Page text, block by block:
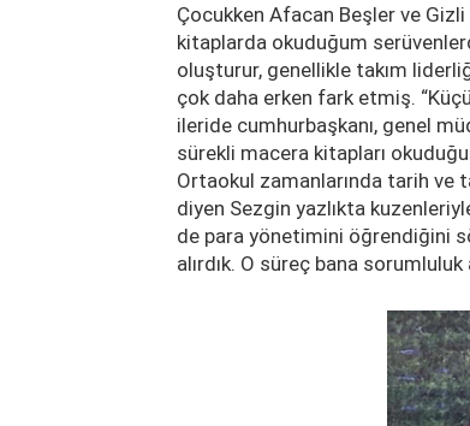
Çocukken Afacan Beşler ve
kitaplarda okuduğum
oluşturur, genellikle takım
çok daha erken fark etmiş.
ileride cumhurbaşkanı, genel
sürekli macera kitapları
Ortaokul zamanlarında tarih ve
diyen Sezgin yazlıkta
de para yönetimini öğrendiğini
alırdık. O süreç bana